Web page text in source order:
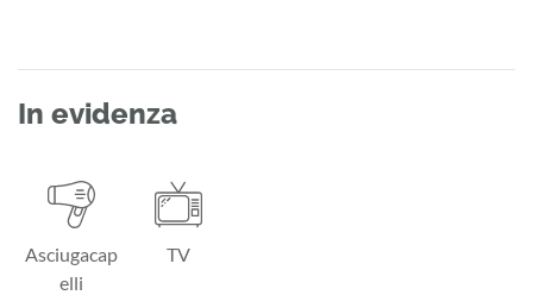
In evidenza
Asciugacap
elli
TV